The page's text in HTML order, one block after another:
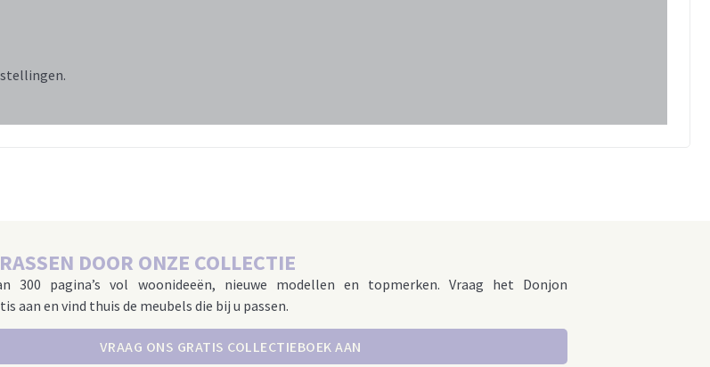
DOOR ONZE COLLECTIE
300 pagina’s vol woonideeën, nieuwe modellen en topmerken. Vraag het Donjon
aan en vind thuis de meubels die bij u passen.
VRAAG ONS GRATIS COLLECTIEBOEK AAN